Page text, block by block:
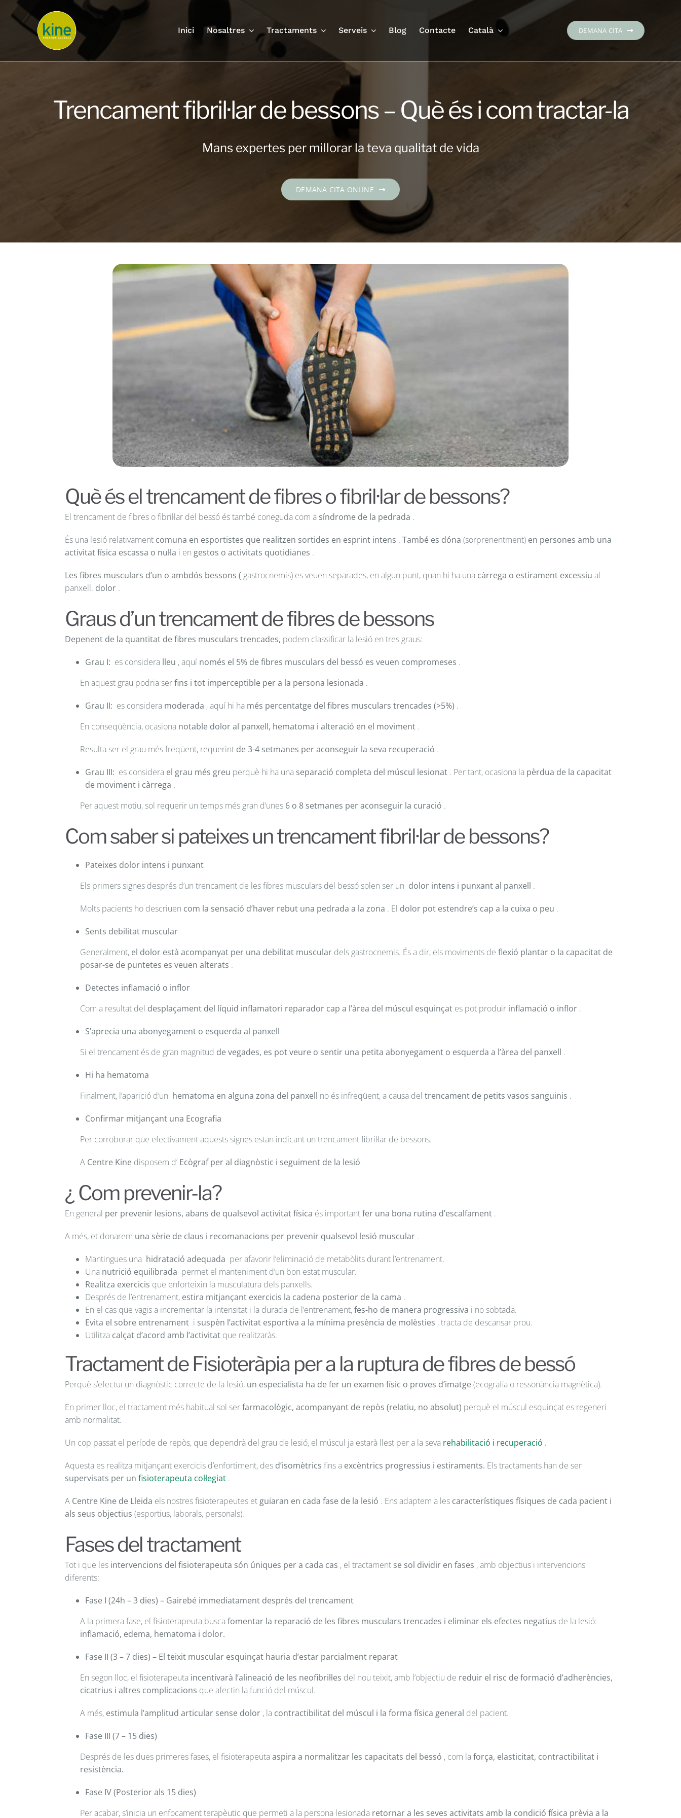
content
Inici Nosaltres Tractaments Serveis Blog Contacte Català DEMANA CITA
Trencament fibril·lar de bessons – Què és i com tractar-la
Mans expertes per millorar la teva qualitat de vida
DEMANA CITA ONLINE
Què és el trencament de fibres o fibril·lar de bessons?
El trencament de fibres o fibril·lar del bessó és també coneguda com a síndrome de la pedrada .
És una lesió relativament comuna en esportistes que realitzen sortides en esprint intens .També es dóna (sorprenentment) en persones amb una
activitat física escassa o nul·la i en gestos o activitats quotidianes .
Les fibres musculars d’un o ambdós bessons( gastrocnemis) es veuen separades, en algun punt, quan hi ha una càrrega o estirament excessiu al
panxell. dolor .
Graus d’un trencament de fibres de bessons
Depenent de la quantitat de fibres musculars trencades, podem classificar la lesió en tres graus:
Grau I: es considera lleu , aquí només el 5% de fibres musculars del bessó es veuen compromeses .
En aquest grau podria serfins i tot imperceptible per a la persona lesionada .
Grau II: es considera moderada , aquí hi ha més percentatge del fibres musculars trencades (>5%) .
En conseqüència, ocasiona notable dolor al panxell, hematoma i alteració en el moviment .
Resulta ser el grau més freqüent, requerint de 3-4 setmanes per aconseguir la seva recuperació .
Grau III: es considera el grau més greu perquè hi ha una separació completa del múscul lesionat . Per tant, ocasiona la pèrdua de la capacitat
de moviment i càrrega .
Per aquest motiu, sol requerir un temps més gran d’unes 6 o 8 setmanes per aconseguir la curació .
Com saber si pateixes un trencament fibril·lar de bessons?
Pateixes dolor intens i punxant
Els primers signes després d’un trencament de les fibres musculars del bessó solen ser un dolor intens i punxant al panxell .
Molts pacients ho descriuen com la sensació d’haver rebut una pedrada a la zona . El dolor pot estendre’s cap a la cuixa o peu .
Sents debilitat muscular
Generalment, el dolor està acompanyat per una debilitat muscular dels gastrocnemis. És a dir, els moviments deflexió plantar o la capacitat de
posar-se de puntetes es veuen alterats .
Detectes inflamació o inflor
Com a resultat del desplaçament del líquid inflamatori reparador cap a l’àrea del múscul esquinçat es pot produir inflamació o inflor .
S’aprecia una abonyegament o esquerda al panxell
Si el trencament és de gran magnitud de vegades, es pot veure o sentir una petita abonyegament o esquerda a l’àrea del panxell .
Hi ha hematoma
Finalment, l’aparició d’un hematoma en alguna zona del panxell no és infreqüent, a causa deltrencament de petits vasos sanguinis .
Confirmar mitjançant una Ecografia
Per corroborar que efectivament aquests signes estan indicant un trencament fibril·lar de bessons.
A Centre Kine disposem d’ Ecògraf per al diagnòstic i seguiment de la lesió
¿ Com prevenir-la?
En general per prevenir lesions, abans de qualsevol activitat física és importantfer una bona rutina d’escalfament .
A més, et donarem una sèrie de claus i recomanacions per prevenir qualsevol lesió muscular .
Mantingues una hidratació adequada per afavorir l’eliminació de metabòlits durant l’entrenament.
Una nutrició equilibrada permet el manteniment d’un bon estat muscular.
Realitza exercicis que enforteixin la musculatura dels panxells.
Després de l’entrenament, estira mitjançant exercicis la cadena posterior de la cama .
En el cas que vagis a incrementar la intensitat i la durada de l’entrenament,fes-ho de manera progressiva i no sobtada.
Evita el sobre entrenament i suspèn l’activitat esportiva a la mínima presència de molèsties , tracta de descansar prou.
Utilitza calçat d’acord amb l’activitat que realitzaràs.
Tractament de Fisioteràpia per a la ruptura de fibres de bessó
Perquè s’efectuï un diagnòstic correcte de la lesió, un especialista ha de fer un examen físic o proves d’imatge (ecografia o ressonància magnètica).
En primer lloc, el tractament més habitual sol serfarmacològic, acompanyant de repòs (relatiu, no absolut) perquè el múscul esquinçat es regeneri
amb normalitat.
Un cop passat el període de repòs, que dependrà del grau de lesió, el múscul ja estarà llest per a la seva rehabilitació i recuperació .
Aquesta es realitza mitjançant exercicis d’enfortiment, des d’isomètrics fins a excèntrics progressius i estiraments. Els tractaments han de ser
supervisats per unfisioterapeuta col·legiat .
A Centre Kine de Lleida els nostres fisioterapeutes et guiaran en cada fase de la lesió . Ens adaptem a les característiques físiques de cada pacient i
als seus objectius (esportius, laborals, personals).
Fases del tractament
Tot i que les intervencions del fisioterapeuta són úniques per a cada cas , el tractament se sol dividir en fases , amb objectius i intervencions
diferents:
Fase I (24h – 3 dies)– Gairebé immediatament després del trencament
A la primera fase, el fisioterapeuta buscafomentar la reparació de les fibres musculars trencades i eliminar els efectes negatius de la lesió:
inflamació, edema, hematoma i dolor.
Fase II (3 – 7 dies)– El teixit muscular esquinçat hauria d’estar parcialment reparat
En segon lloc, el fisioterapeuta incentivarà l’alineació de les neofibril·les del nou teixit, amb l’objectiu de reduir el risc de formació d’adherències,
cicatrius i altres complicacions que afectin la funció del múscul.
A més, estimula l’amplitud articular sense dolor , la contractibilitat del múscul i la forma física general del pacient.
Fase III (7 – 15 dies)
Després de les dues primeres fases, el fisioterapeutaaspira a normalitzar les capacitats del bessó , com laforça, elasticitat, contractibilitat i
resistència.
Fase IV (Posterior als 15 dies)
Per acabar, s’inicia un enfocament terapèutic que permeti a la persona lesionada retornar a les seves activitats amb la condició física prèvia a la